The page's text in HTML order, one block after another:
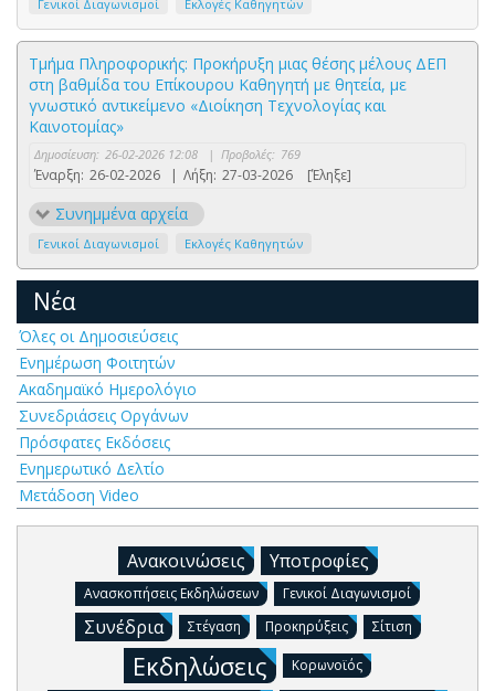
Γενικοί Διαγωνισμοί Εκλογές Καθηγητών
Τμήμα Πληροφορικής: Προκήρυξη μιας θέσης μέλους ΔΕΠ
στη βαθμίδα του Επίκουρου Καθηγητή με θητεία, με
γνωστικό αντικείμενο «Διοίκηση Τεχνολογίας και
Καινοτομίας»
Δημοσίευση: 26-02-2026 12:08 | Προβολές: 769
Έναρξη: 26-02-2026 | Λήξη: 27-03-2026 [Έληξε]
Συνημμένα αρχεία
Γενικοί Διαγωνισμοί Εκλογές Καθηγητών
Νέα
Όλες οι Δημοσιεύσεις
Ενημέρωση Φοιτητών
Ακαδημαϊκό Ημερολόγιο
Συνεδριάσεις Οργάνων
Πρόσφατες Εκδόσεις
Ενημερωτικό Δελτίο
Μετάδοση Video
Ανακοινώσεις Υποτροφίες
Ανασκοπήσεις Εκδηλώσεων Γενικοί Διαγωνισμοί
Συνέδρια Στέγαση Προκηρύξεις Σίτιση
Εκδηλώσεις Κορωνοϊός